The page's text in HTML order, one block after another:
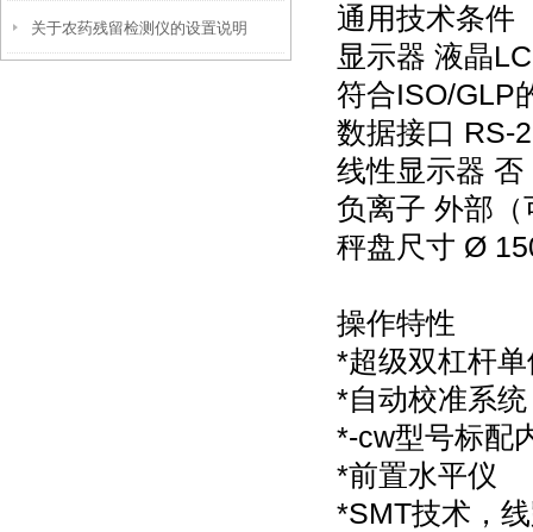
指南
关于农药残留检测仪的设置说明
通用技术条件
显示器 液晶
符合ISO/GLP
数据接口 RS-
线性显示器 否
负离子 外部（
秤盘尺寸 Ø
操作特性
*超级双杠杆
*自动校准系统
*-cw型号标配
*前置水平仪
*SMT技术，